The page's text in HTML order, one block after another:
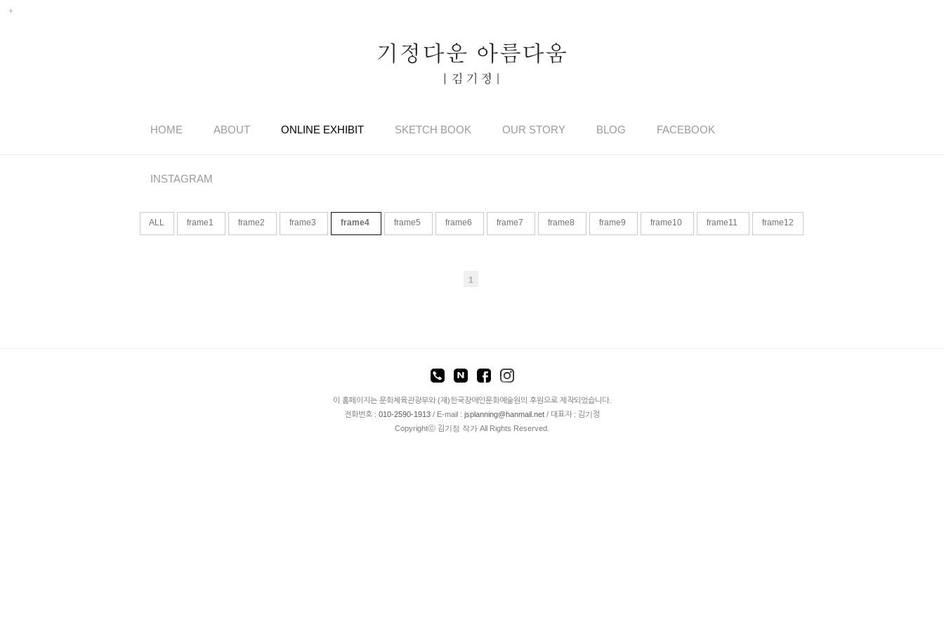
HOME ABOUT ONLINE EXHIBIT SKETCH BOOK OUR STORY BLOG FACEBOOK
INSTAGRAM
ALL frame1 frame2 frame3 frame4 frame5 frame6 frame7 frame8 frame9 frame10 frame11 frame12
1
이 홈페이지는 문화체육관광부와 (재)한국장애인문화예술원의 후원으로 제작되었습니다.
전화번호 : 010-2590-1913 / E-mail : jsplanning@hanmail.net / 대표자 : 김기정
Copyrightⓒ 김기정 작가 All Rights Reserved.